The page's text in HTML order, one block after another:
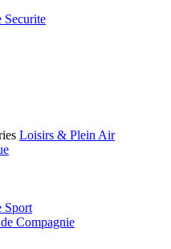
Securite
Loisirs & Plein Air
Sport
Compagnie